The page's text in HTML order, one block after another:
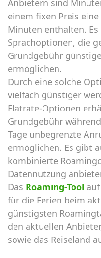
Anbietern sind
einem fixen Preis
Minuten enthalten.
Sprachoptionen, die
Grundgebühr
ermöglichen.
Durch eine solche
vielfach günstiger
Flatrate-Optionen
Grundgebühr
Tage unbegrenzte
ermöglichen. Es gibt
kombinierte
Datennutzung
Das Roaming-Tool
für die Ferien beim
günstigsten
den aktuellen
sowie das Reiseland